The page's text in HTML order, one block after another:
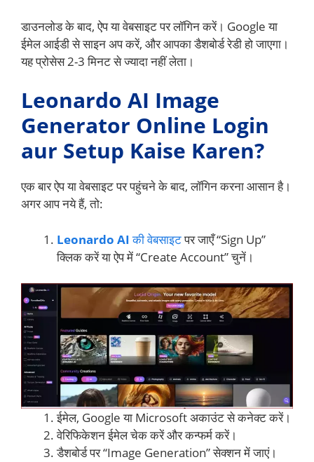
डाउनलोड के बाद, ऐप या वेबसाइट पर लॉगिन करें। Google या
ईमेल आईडी से साइन अप करें, और आपका डैशबोर्ड रेडी हो जाएगा।
यह प्रोसेस 2-3 मिनट से ज्यादा नहीं लेता।
Leonardo AI Image
Generator Online Login
aur Setup Kaise Karen?
एक बार ऐप या वेबसाइट पर पहुंचने के बाद, लॉगिन करना आसान है।
अगर आप नये हैं, तो:
Leonardo AI की वेबसाइटपर जाएँ “Sign Up”
क्लिक करें या ऐप में “Create Account” चुनें।
ईमेल, Google या Microsoft अकाउंट से कनेक्ट करें।
वेरिफिकेशन ईमेल चेक करें और कन्फर्म करें।
डैशबोर्ड पर “Image Generation” सेक्शन में जाएं।